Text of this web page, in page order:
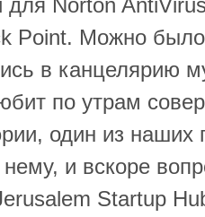
для Norton
Point. Можно
в канцелярию
по утрам
один из наших
и вскоре
Startup